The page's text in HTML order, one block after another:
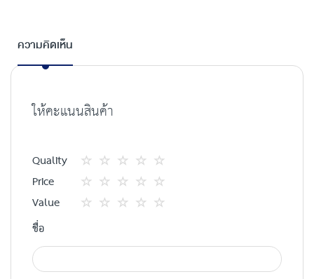
ความคิดเห็น
ให้คะแนนสินค้า
Quality
1
star
2
ดาว
3
ดาว
4
ดาว
5
ดาว
Price
1
2
3
4
5
Value
ชื่อ